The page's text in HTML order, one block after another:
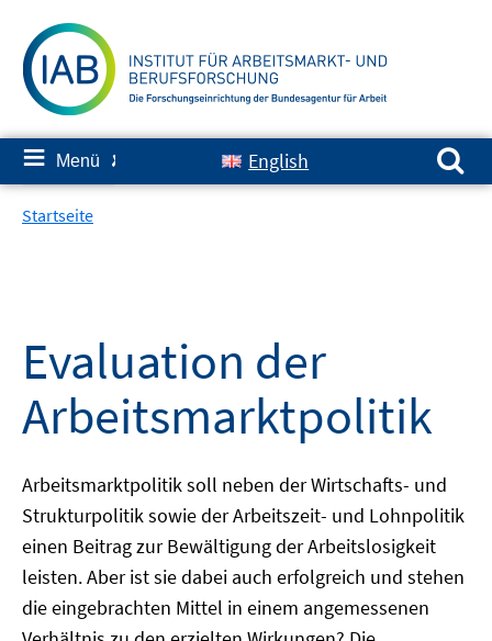
zum
Inhalt
≡ Menü ✘ English
Suchen nach:
Startseite
Evaluation der
Arbeitsmarktpolitik
Arbeitsmarktpolitik soll neben der Wirtschafts- und
Strukturpolitik sowie der Arbeitszeit- und Lohnpolitik
einen Beitrag zur Bewältigung der Arbeitslosigkeit
leisten. Aber ist sie dabei auch erfolgreich und stehen
die eingebrachten Mittel in einem angemessenen